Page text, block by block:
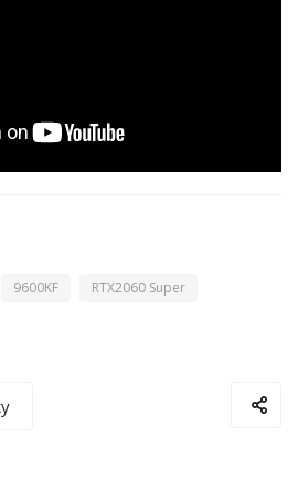
9600KF
RTX2060 Super